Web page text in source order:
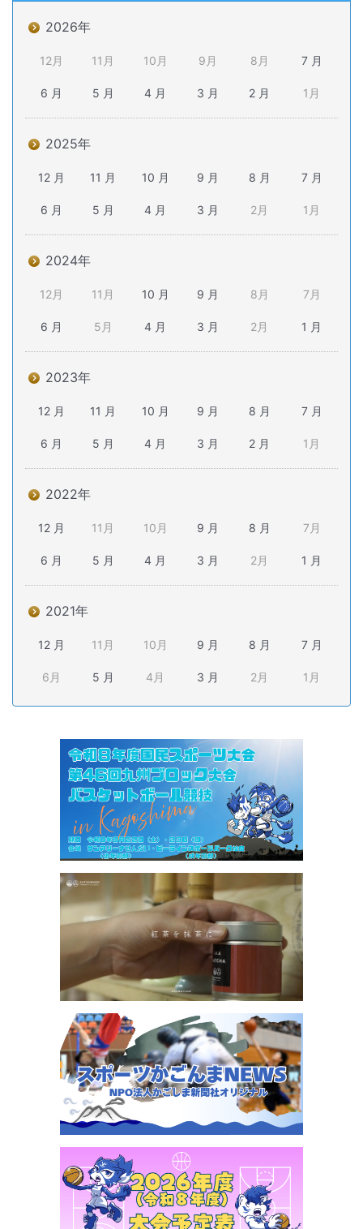
2026年
12月 11月 10月 9月 8月 7 月
6 月 5 月 4 月 3 月 2 月 1月
2025年
12 月 11 月 10 月 9 月 8 月 7 月
6 月 5 月 4 月 3 月 2月 1月
2024年
12月 11月 10 月 9 月 8月 7月
6 月 5月 4 月 3 月 2月 1 月
2023年
12 月 11 月 10 月 9 月 8 月 7 月
6 月 5 月 4 月 3 月 2 月 1月
2022年
12 月 11月 10月 9 月 8 月 7月
6 月 5 月 4 月 3 月 2月 1 月
2021年
12 月 11月 10月 9 月 8 月 7 月
6月 5 月 4月 3 月 2月 1月